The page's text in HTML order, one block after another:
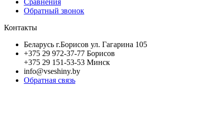
Обратный звонок
Контакты
Беларусь г.Борисов ул. Гагарина 105
+375 29 972-37-77 Борисов
+375 29 151-53-53 Минск
info@vseshiny.by
Обратная связь